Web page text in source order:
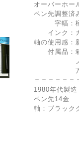
オーバーホー
ペン先調整済
字幅：極
インク：カ
軸の使用感：
付属品：
ノブレ
万年
＝＝＝＝＝＝
1980年代製造
ペン先14金
軸：ブラック